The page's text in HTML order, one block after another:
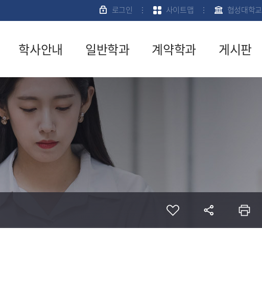
로그인 사이트맵 협성대학교
학사안내
교육과정
학사일정
수강신청
논문안내
자격시험안
내
생활관안내
일반학과
신학과
사회복지학
경영학과
계약학과
입학안내
전공소개
계약학과게
시판
계약학과FA
Q
세액공제 및
게시판
공지사항
서식자료
실
질문게시
판